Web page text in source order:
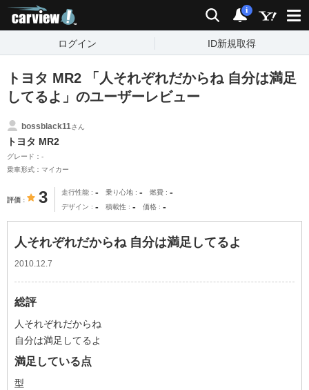
検索 通知
i
ログイン ID新規取得
トヨタ MR2 「人それぞれだからね 自分は満足
してるよ」のユーザーレビュー
bossblack11さん
トヨタ MR2
グレード：-
乗車形式：マイカー
評価 3 走行性能 - 乗り心地 - 燃費 -
デザイン - 積載性 - 価格 -
人それぞれだからね 自分は満足してるよ
2010.12.7
総評
人それぞれだからね
自分は満足してるよ
満足している点
型